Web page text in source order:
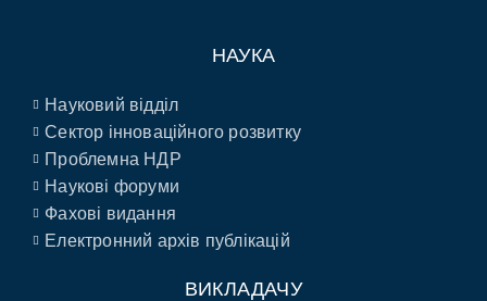
НАУКА
Науковий відділ
Сектор інноваційного розвитку
Проблемна НДР
Наукові форуми
Фахові видання
Електронний архів публікацій
ВИКЛАДАЧУ